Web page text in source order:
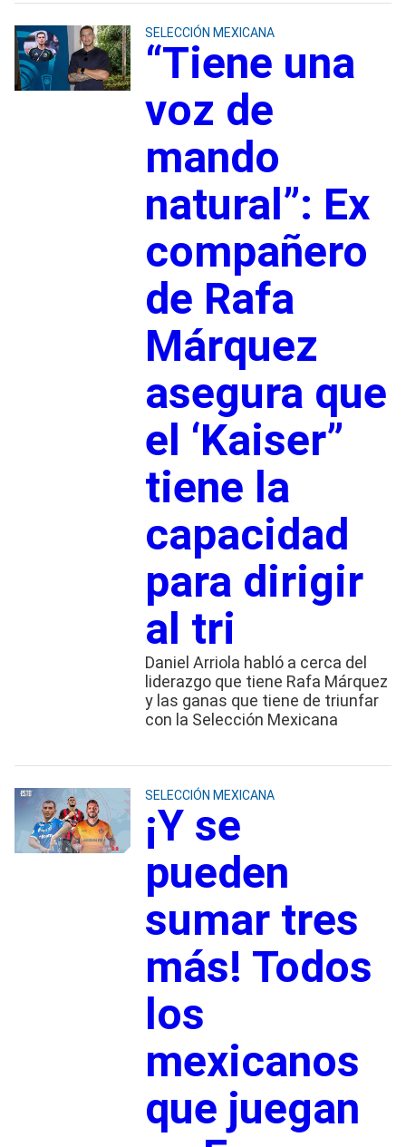
SELECCIÓN MEXICANA
“Tiene una
voz de
mando
natural”: Ex
compañero
de Rafa
Márquez
asegura que
el ‘Kaiser”
tiene la
capacidad
para dirigir
al tri
Daniel Arriola habló a cerca del
liderazgo que tiene Rafa Márquez
y las ganas que tiene de triunfar
con la Selección Mexicana
SELECCIÓN MEXICANA
¡Y se
pueden
sumar tres
más! Todos
los
mexicanos
que juegan